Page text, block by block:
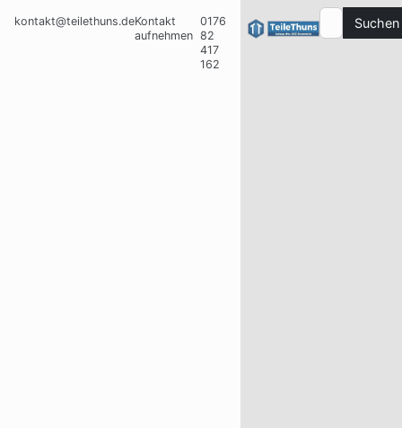
kontakt@teilethuns.deKontakt
aufnehmen
0176
82
417
162
Suchen